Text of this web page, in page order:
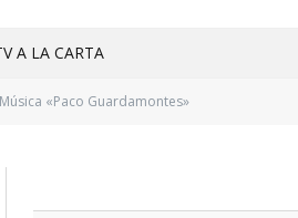
A LA CARTA
«Paco Guardamontes»